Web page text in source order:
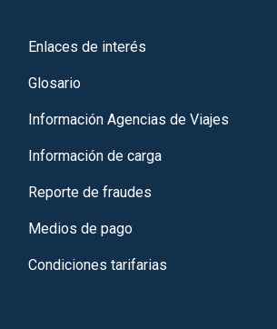
Enlaces de interés
Glosario
Información Agencias de Viajes
Información de carga
Reporte de fraudes
Medios de pago
Condiciones tarifarias